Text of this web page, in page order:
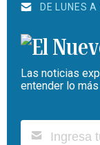
DE LUNES A
Las noticias
entender lo